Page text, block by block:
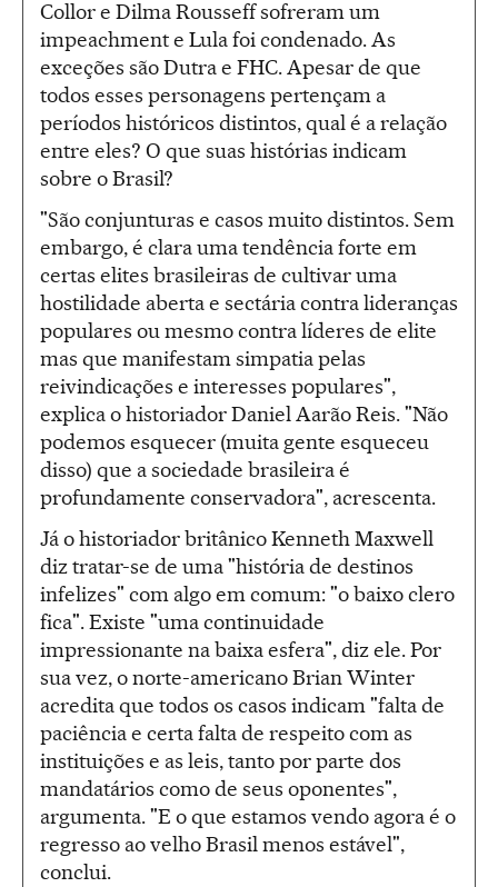
Collor e Dilma Rousseff sofreram um
impeachment e Lula foi condenado. As
exceções são Dutra e FHC. Apesar de que
todos esses personagens pertençam a
períodos históricos distintos, qual é a relação
entre eles? O que suas histórias indicam
sobre o Brasil?
"São conjunturas e casos muito distintos. Sem
embargo, é clara uma tendência forte em
certas elites brasileiras de cultivar uma
hostilidade aberta e sectária contra lideranças
populares ou mesmo contra líderes de elite
mas que manifestam simpatia pelas
reivindicações e interesses populares",
explica o historiador Daniel Aarão Reis. "Não
podemos esquecer (muita gente esqueceu
disso) que a sociedade brasileira é
profundamente conservadora", acrescenta.
Já o historiador britânico Kenneth Maxwell
diz tratar-se de uma "história de destinos
infelizes" com algo em comum: "o baixo clero
fica". Existe "uma continuidade
impressionante na baixa esfera", diz ele. Por
sua vez, o norte-americano Brian Winter
acredita que todos os casos indicam "falta de
paciência e certa falta de respeito com as
instituições e as leis, tanto por parte dos
mandatários como de seus oponentes",
argumenta. "E o que estamos vendo agora é o
regresso ao velho Brasil menos estável",
conclui.